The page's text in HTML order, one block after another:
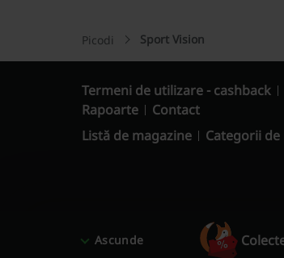
Picodi Sport Vision
Termeni de utilizare - cashback
Rapoarte
Contact
Listă de magazine
Categorii
Ascunde